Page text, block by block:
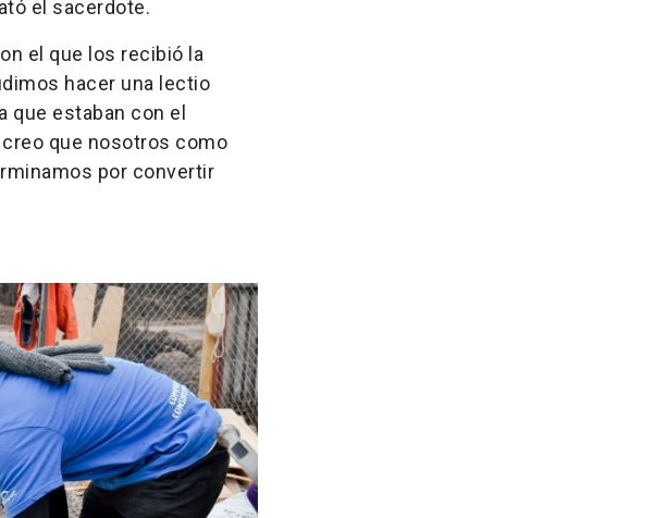
el sacerdote.
el que los recibió la
hacer una lectio
que estaban con el
que nosotros como
por convertir